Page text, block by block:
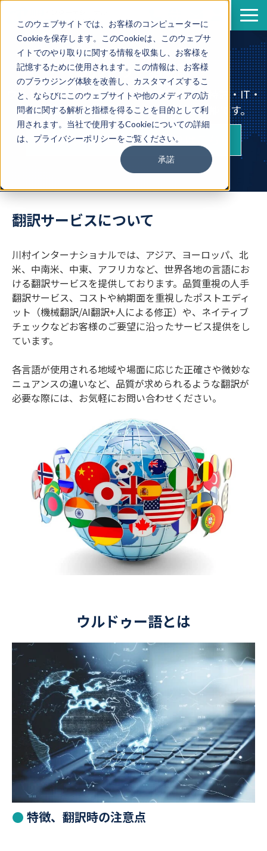
このウェブサイトでは、お客様のコンピューターに
Cookieを保存します。このCookieは、このウェブサ
イトでのやり取りに関する情報を収集し、お客様を
記憶するために使用されます。この情報は、お客様
のブラウジング体験を改善し、カスタマイズするこ
と、ならびにこのウェブサイトや他のメディアの訪
問者に関する解析と指標を得ることを目的として利
用されます。当社で使用するCookieについての詳細
は、プライバシーポリシーをご覧ください。
承諾
サービス
導入事例
資料一覧
セミナー情報
企業情報
翻訳ブログ
ウルドゥー語翻訳
ウルドゥー語⇔英語/日本語/多言語翻訳、特許・IT・
金融・医療など専門分野の翻訳も対応可能です。
翻訳のご相談・お見積りはこちら
翻訳サービスについて
川村インターナショナルでは、アジア、ヨーロッパ、北
米、中南米、中東、アフリカなど、世界各地の言語にお
ける翻訳サービスを提供しております。品質重視の人手
翻訳サービス、コストや納期面を重視したポストエディ
ット（機械翻訳/AI翻訳+人による修正）や、ネイティブ
チェックなどお客様のご要望に沿ったサービス提供をし
ています。
各言語が使用される地域や場面に応じた正確さや微妙な
ニュアンスの違いなど、品質が求められるような翻訳が
必要な際には、お気軽にお問い合わせください。
ウルドゥー語とは
特徴、翻訳時の注意点